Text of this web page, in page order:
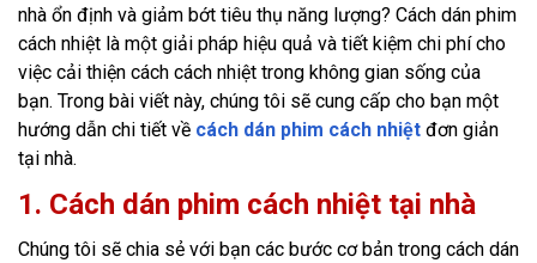
nhà ổn định và giảm bớt tiêu thụ năng lượng? Cách dán phim
cách nhiệt là một giải pháp hiệu quả và tiết kiệm chi phí cho
việc cải thiện cách cách nhiệt trong không gian sống của
bạn. Trong bài viết này, chúng tôi sẽ cung cấp cho bạn một
hướng dẫn chi tiết về cách dán phim cách nhiệt đơn giản
tại nhà.
1. Cách dán phim cách nhiệt tại nhà
Chúng tôi sẽ chia sẻ với bạn các bước cơ bản trong cách dán